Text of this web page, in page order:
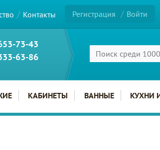
Контакты Регистрация Войти
73-43
63-86
КАБИНЕТЫ ВАННЫЕ КУХНИ